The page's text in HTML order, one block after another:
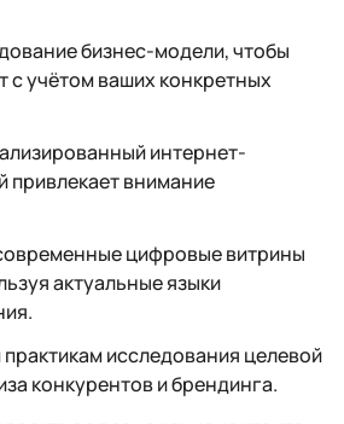
бизнес-модели, чтобы
с учётом ваших конкретных
интернет-
привлекает внимание
цифровые витрины
актуальные языки
исследования целевой
конкурентов и брендинга.